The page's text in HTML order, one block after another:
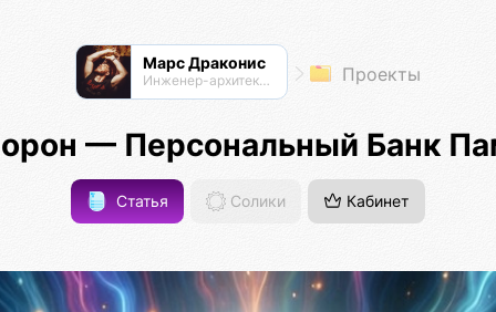
Марс Драконис
Инженер-архитектор Проекты
— Персональный Банк
Статья Солики Кабинет